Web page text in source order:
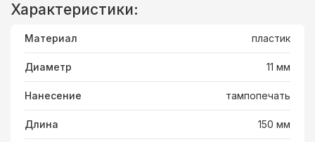
Характеристики:
Материал пластик
Диаметр 11 мм
Нанесение тампопечать
Длина 150 мм